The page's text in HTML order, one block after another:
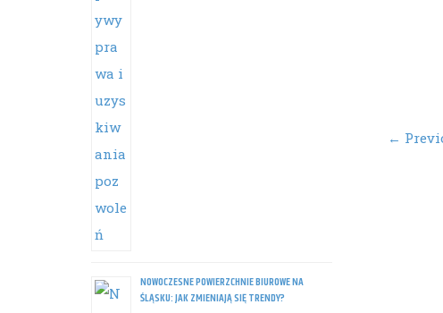
NOWOCZESNE POWIERZCHNIE BIUROWE NA
ŚLĄSKU: JAK ZMIENIAJĄ SIĘ TRENDY?
Post
←